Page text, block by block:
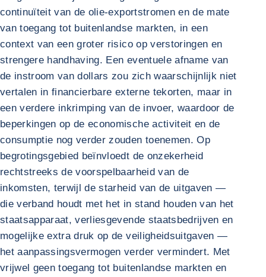
continuïteit van de olie-exportstromen en de mate
van toegang tot buitenlandse markten, in een
context van een groter risico op verstoringen en
strengere handhaving. Een eventuele afname van
de instroom van dollars zou zich waarschijnlijk niet
vertalen in financierbare externe tekorten, maar in
een verdere inkrimping van de invoer, waardoor de
beperkingen op de economische activiteit en de
consumptie nog verder zouden toenemen. Op
begrotingsgebied beïnvloedt de onzekerheid
rechtstreeks de voorspelbaarheid van de
inkomsten, terwijl de starheid van de uitgaven —
die verband houdt met het in stand houden van het
staatsapparaat, verliesgevende staatsbedrijven en
mogelijke extra druk op de veiligheidsuitgaven —
het aanpassingsvermogen verder vermindert. Met
vrijwel geen toegang tot buitenlandse markten en